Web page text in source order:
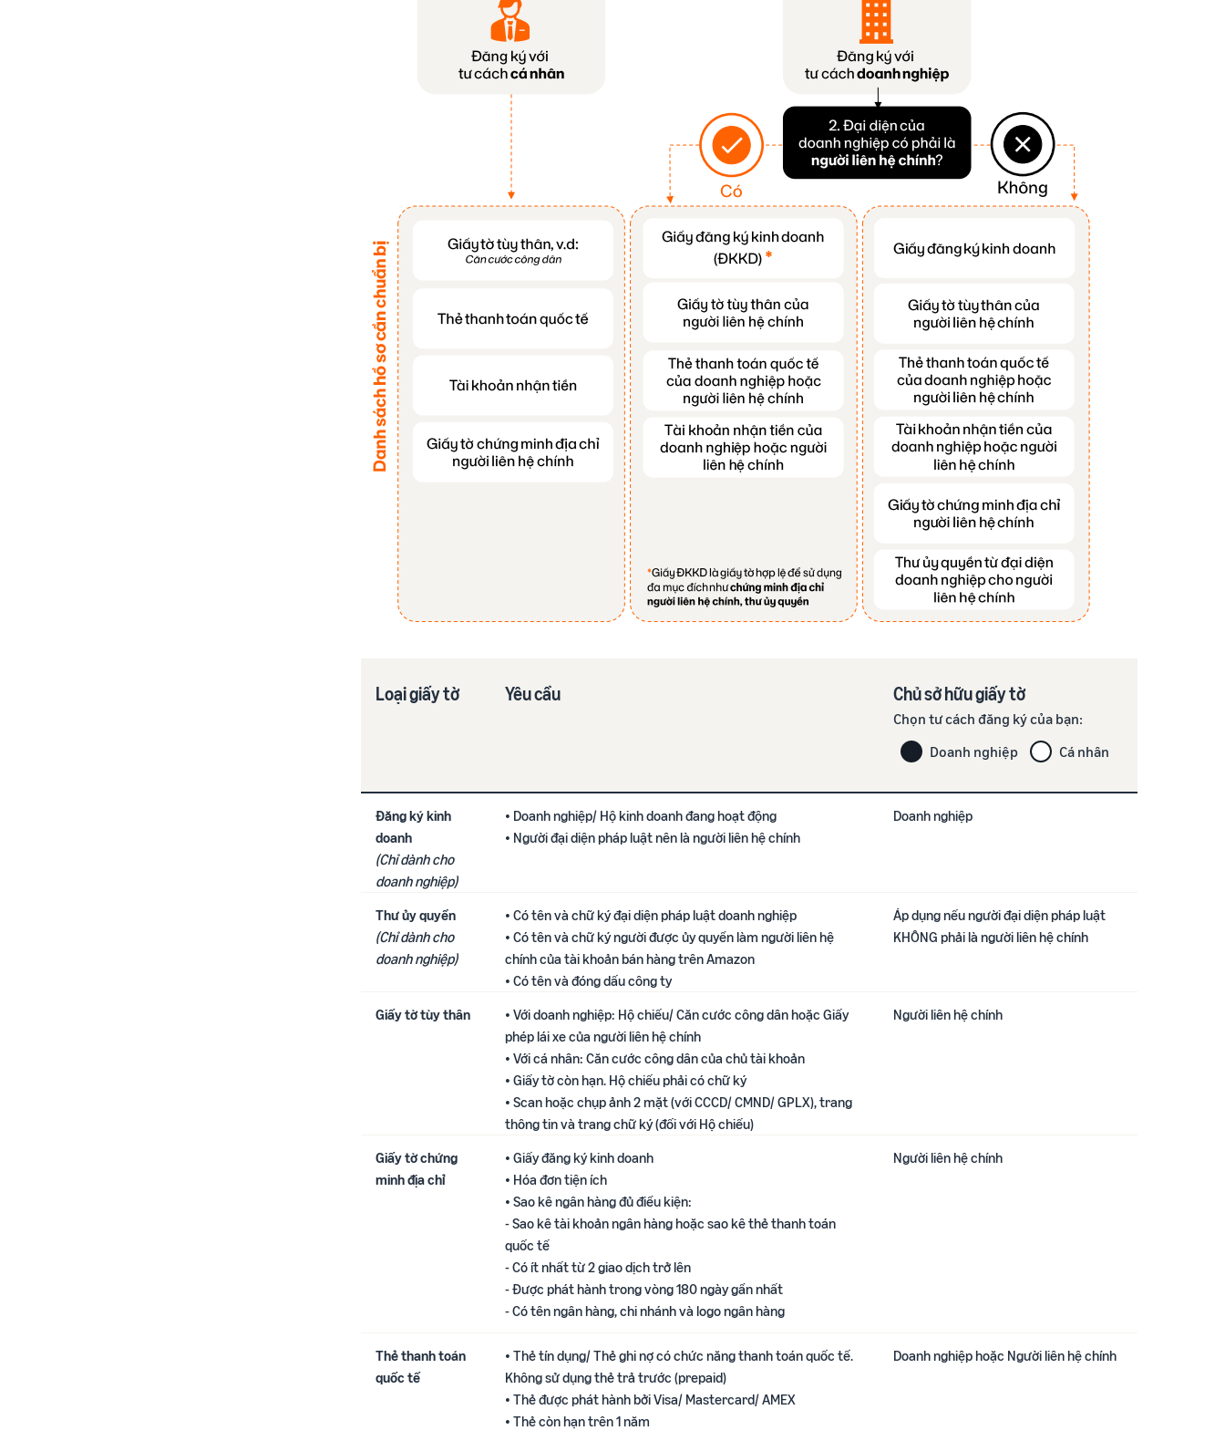
Loại giấy tờ Yêu cầu​ Chủ sở hữu giấy tờ
Chọn tư cách đăng ký của bạn:
Doanh nghiệp
Cá nhân
Đăng ký ​kinh
doanh
(Chỉ dành cho
doanh nghiệp)
• Doanh nghiệp/ Hộ kinh doanh đang hoạt động​
• Người đại diện pháp luật nên là người liên hệ chính
Doanh nghiệp
Thư ủy quyền
(Chỉ dành cho
doanh nghiệp)​
• Có tên và chữ ký đại diện pháp luật doanh nghiệp​
• Có tên và chữ ký người được ủy quyền làm người liên hệ
chính của tài khoản bán hàng trên Amazon
• Có tên và đóng dấu công ty​
Áp dụng nếu người đại diện pháp luật
KHÔNG phải là người liên hệ chính
Giấy tờ ​tùy thân​
• Với doanh nghiệp: Hộ chiếu/ Căn cước công dân hoặc Giấy
phép lái xe của người liên hệ chính
• Với cá nhân: Căn cước công dân của chủ tài khoản
• Giấy tờ còn hạn. Hộ chiếu phải có chữ ký
• Scan hoặc chụp ảnh 2 mặt (với CCCD/ CMND/ GPLX), trang
thông tin và trang chữ ký (đối với Hộ chiếu)
Người liên hệ chính
Giấy tờ chứng
minh địa chỉ​
• Giấy đăng ký kinh doanh
• Hóa đơn tiện ích
• Sao kê ngân hàng đủ điều kiện: ​
‎‎‎‎‎‎‎‎ㅤ‎‎‎‎‎‎‎‎- Sao kê tài khoản ngân hàng hoặc sao kê thẻ thanh toán
quốc tế
‎‎‎‎‎‎‎‎ㅤ‎‎‎‎‎‎‎‎- Có ít nhất từ 2 giao dịch trở lên
‎‎‎‎‎‎‎‎ㅤ‎‎‎‎‎‎‎‎- Được phát hành trong vòng 180 ngày gần nhất​
‎‎‎‎‎‎‎‎ㅤ‎‎‎‎‎‎‎‎- Có tên ngân hàng, chi nhánh và logo ngân hàng
Người liên hệ chính
Thẻ thanh toán
quốc tế
• Thẻ tín dụng/ Thẻ ghi nợ có chức năng thanh toán quốc tế.
Không sử dụng thẻ trả trước (prepaid)
• Thẻ được phát hành bởi Visa/ Mastercard/ AMEX ​
• Thẻ còn hạn trên 1 năm​
Doanh nghiệp hoặc Người liên hệ chính